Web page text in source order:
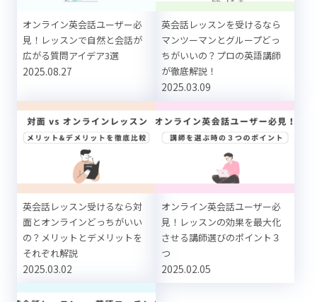
オンライン英会話ユーザー必
見！レッスンで自然と会話が
広がる質問アイデア3選
2025.08.27
英会話レッスンを受けるなら
マンツーマンとグループどっ
ちがいいの？プロの英語講師
が徹底解説！
2025.03.09
英会話レッスン受けるなら対
面とオンラインどっちがいい
の？メリットとデメリットを
それぞれ解説
2025.03.02
オンライン英会話ユーザー必
見！レッスンの効果を最大化
させる講師選びのポイント３
つ
2025.02.05